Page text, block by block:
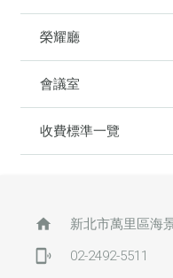
榮耀廳
會議室
收費標準一覽
home 新北市萬里區海
phonelink_ring 02-2492-5511